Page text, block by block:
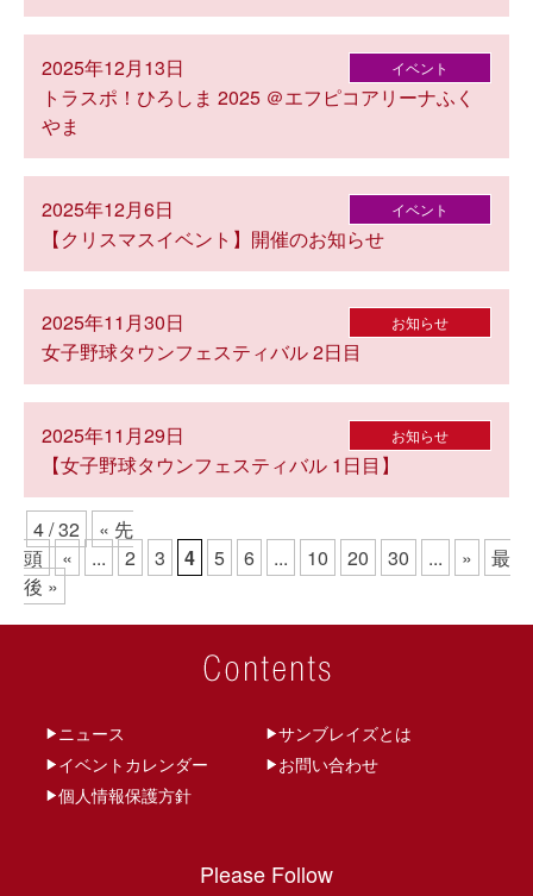
2025年12月13日 イベント
トラスポ！ひろしま 2025 ＠エフピコアリーナふく
やま
2025年12月6日 イベント
【クリスマスイベント】開催のお知らせ
2025年11月30日 お知らせ
女子野球タウンフェスティバル 2日目
2025年11月29日 お知らせ
【女子野球タウンフェスティバル 1日目】
4 / 32
« 先
頭
« ... 2 3 4 5 6 ... 10 20 30 ... »
最
後 »
ニュース
サンブレイズとは
イベントカレンダー
お問い合わせ
個人情報保護方針
Please Follow